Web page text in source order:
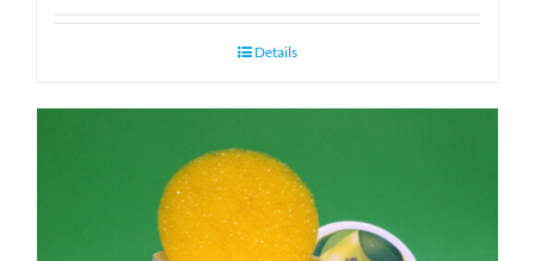
Details